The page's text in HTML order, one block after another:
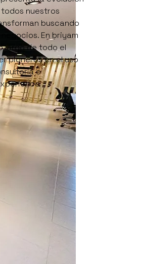
nuestros
buscando
En briyam
largo de todo el
pioneros en el uso
e